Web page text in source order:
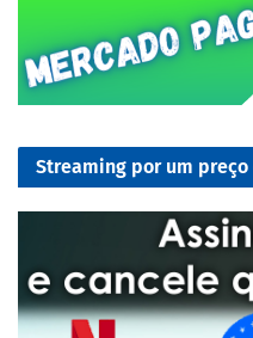
Streaming por um